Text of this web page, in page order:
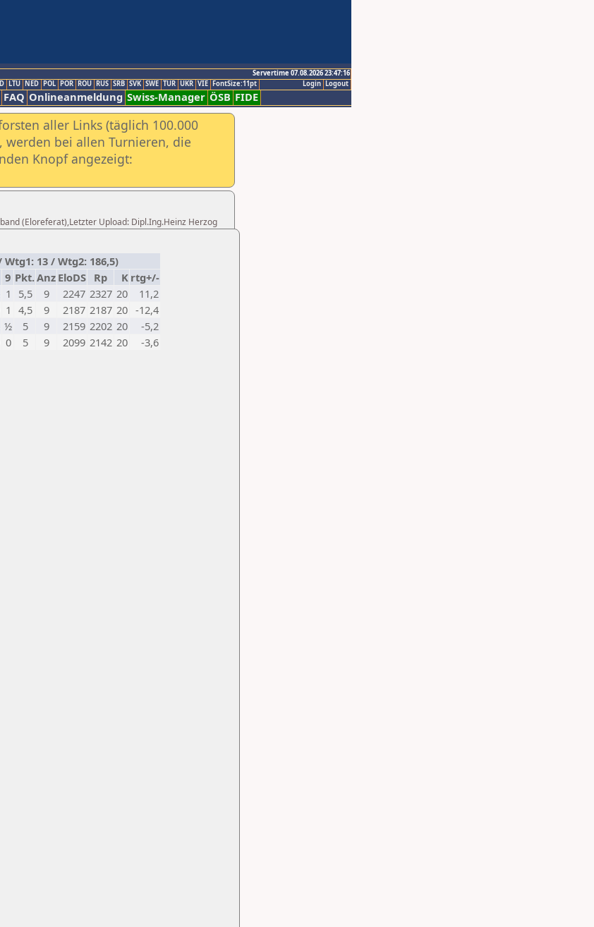
Servertime 07.08.2026 23:47:16
Logout
Login
LTU NED POL POR ROU RUS SRB SVK SWE TUR UKR VIE FontSize:11pt
FAQ Onlineanmeldung Swiss-Manager ÖSB FIDE
aller Links (täglich 100.000
werden bei allen Turnieren, die
Knopf angezeigt:
(Eloreferat),Letzter Upload: Dipl.Ing.Heinz Herzog
13 / Wtg2: 186,5)
9 Pkt.Anz EloDS Rp K rtg+/-
1 5,5 9 2247 2327 20
11,2
1 4,5 9 2187 2187 20 -12,4
½ 5 9 2159 2202 20
-5,2
0 5 9 2099 2142 20 -3,6